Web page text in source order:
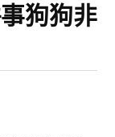
狗狗非